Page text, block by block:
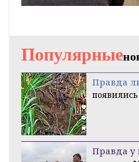
Популярные
Правда
Правда у